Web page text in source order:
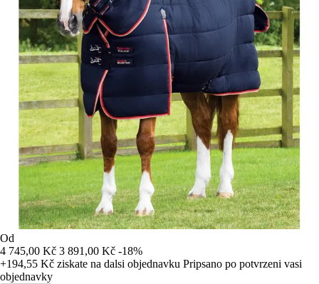
Od
4 745,00 Kč 3 891,00 Kč -18%
+194,55 Kč ziskate na dalsi objednavku Pripsano po potvrzeni vasi
objednavky